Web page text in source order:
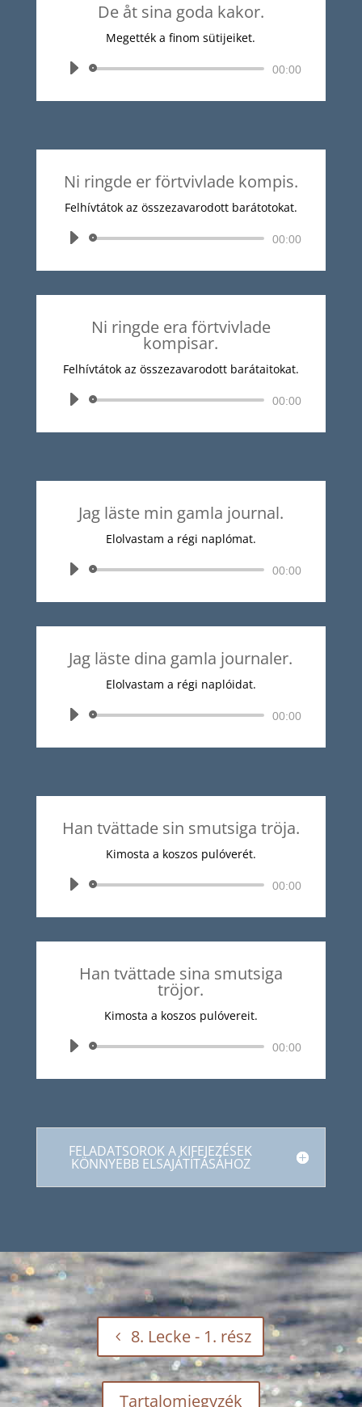
De åt sina goda kakor.
Megették a finom sütijeiket.
Audió
00:00
Ni ringde er förtvivlade kompis.
Felhívtátok az összezavarodott barátotokat.
Audió
00:00
Ni ringde era förtvivlade
kompisar.
Felhívtátok az összezavarodott barátaitokat.
Audió
00:00
Jag läste min gamla journal.
Elolvastam a régi naplómat.
Audió
00:00
Jag läste dina gamla journaler.
Elolvastam a régi naplóidat.
Audió
00:00
Han tvättade sin smutsiga tröja.
Kimosta a koszos pulóverét.
Audió
00:00
Han tvättade sina smutsiga
tröjor.
Kimosta a koszos pulóvereit.
Audió
00:00
FELADATSOROK A KIFEJEZÉSEK
KÖNNYEBB ELSAJÁTÍTÁSÁHOZ
8. Lecke - 1. rész
Tartalomjegyzék